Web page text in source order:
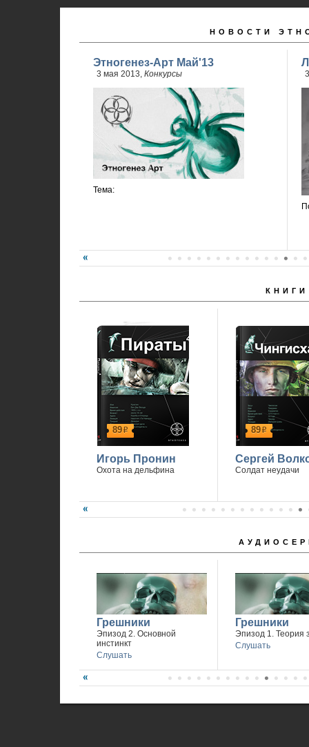
НОВОСТИ
Этногенез-Арт Май'13
3 мая 2013, Конкурсы
Тема:
КНИГИ
89р
Игорь Пронин
Охота на дельфина
89р
Сергей
Солдат неудачи
Грешники
Эпизод 2. Основной
инстинкт
Слушать
Грешники
Эпизод 1. Теория
Слушать